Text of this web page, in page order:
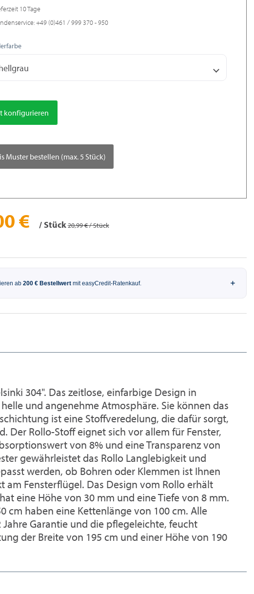
10 Tage
+49 (0)461 / 999 370 - 950
konfigurieren
Muster bestellen (max. 5 Stück)
€ / Stück20,99 € / Stück
304". Das zeitlose, einfarbige Design in
und angenehme Atmosphäre. Sie können das
ist eine Stoffveredelung, die dafür sorgt,
Der Rollo-Stoff eignet sich vor allem für Fenster,
von 8% und eine Transparenz von
gewährleistet das Rollo Langlebigkeit und
werden, ob Bohren oder Klemmen ist Ihnen
am Fensterflügel. Das Design vom Rollo erhält
eine Höhe von 30 mm und eine Tiefe von 8 mm.
cm haben eine Kettenlänge von 100 cm. Alle
Garantie und die pflegeleichte, feucht
der Breite von 195 cm und einer Höhe von 190